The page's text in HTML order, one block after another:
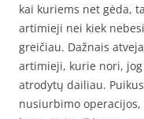
kai kuriems net gėda,
artimieji nei kiek
greičiau. Dažnais
artimieji, kurie nori, jog
atrodytų dailiau.
nusiurbimo